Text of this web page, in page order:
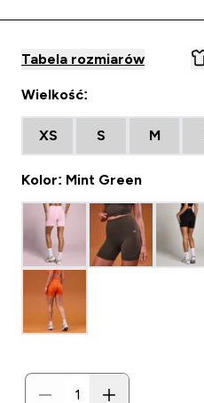
Tabela rozmiarów
Wielkość:
XS S M
Kolor: Mint Green